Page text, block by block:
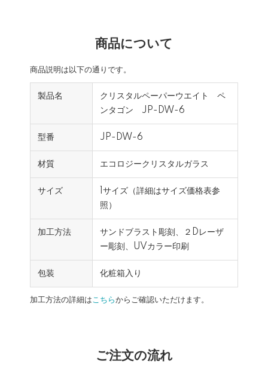
商品について
商品説明は以下の通りです。
製品名
クリスタルペーパーウエイト ペ
ンタゴン JP-DW-6
型番 JP-DW-6
材質 エコロジークリスタルガラス
サイズ
1サイズ（詳細はサイズ価格表参
照）
加工方法
サンドブラスト彫刻、２Dレーザ
ー彫刻、UVカラー印刷
包装 化粧箱入り
加工方法の詳細はこちらからご確認いただけます。
ご注文の流れ